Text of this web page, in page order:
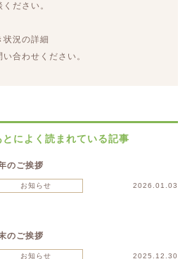
ください。
況の詳細
合わせください。
によく読まれている記事
のご挨拶
お知らせ 2026.01.03
のご挨拶
お知らせ 2025.12.30